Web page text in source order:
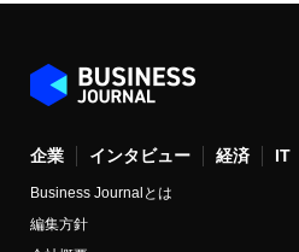
企業 インタビュー 経済 IT
Business Journalとは
編集方針